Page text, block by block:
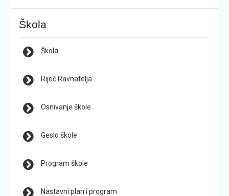
Škola
Škola
Riječ Ravnatelja
Osnivanje škole
Geslo škole
Program škole
Nastavni plan i program